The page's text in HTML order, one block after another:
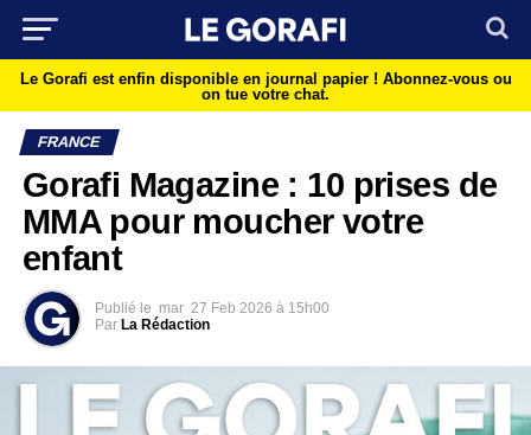
Le Gorafi est enfin disponible en journal papier ! Abonnez-vous ou
on tue votre chat.
FRANCE
Gorafi Magazine : 10 prises de
MMA pour moucher votre
enfant
Publié le mar 27 Feb 2026 à 15h00
Par La Rédaction